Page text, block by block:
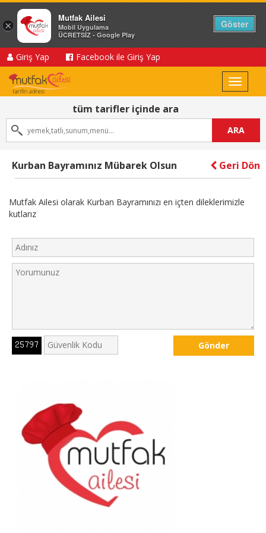
Giriş Yap Facebook ile Giriş Yap
Toggle
tüm tarifler içinde ara
ARA
Kurban Bayramınız Mübarek Olsun Geri Dön
Mutfak Ailesi olarak Kurban Bayramınızı en içten dileklerimizle
kutlarız
Gönder
×
Mutfak Ailesi
Mobil Uygulama
ÜCRETSİZ - Google Play
Göster